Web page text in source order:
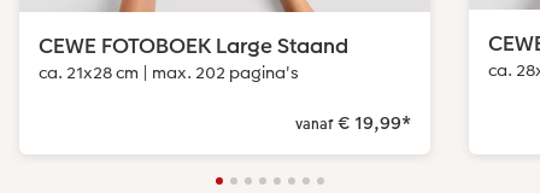
CEWE FOTOBOEK Large Staand
ca. 21x28 cm | max. 202 pagina's
vanaf€ 19,99*
ca.